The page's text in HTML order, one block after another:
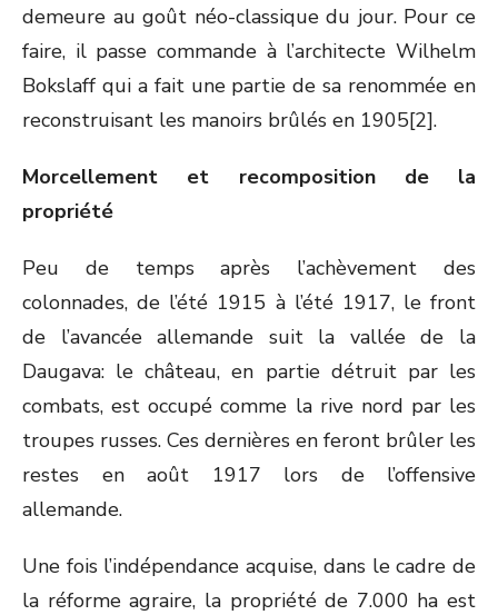
demeure au goût néo-classique du jour. Pour ce
faire, il passe commande à l’architecte Wilhelm
Bokslaff qui a fait une partie de sa renommée en
reconstruisant les manoirs brûlés en 1905[2].
Morcellement et recomposition de la
propriété
Peu de temps après l’achèvement des
colonnades, de l’été 1915 à l’été 1917, le front
de l’avancée allemande suit la vallée de la
Daugava: le château, en partie détruit par les
combats, est occupé comme la rive nord par les
troupes russes. Ces dernières en feront brûler les
restes en août 1917 lors de l’offensive
allemande.
Une fois l’indépendance acquise, dans le cadre de
la réforme agraire, la propriété de 7.000 ha est